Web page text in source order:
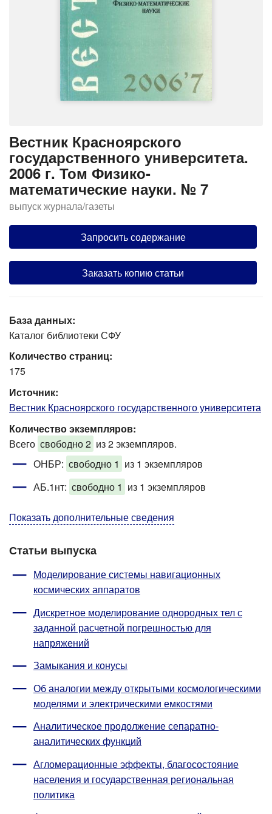
Вестник Красноярского
государственного университета.
2006 г. Том Физико-
математические науки. № 7
выпуск журнала/газеты
Запросить содержание
Заказать копию статьи
База данных:
Каталог библиотеки СФУ
Количество страниц:
175
Источник:
Вестник Красноярского государственного университета
Количество экземпляров:
Всего свободно 2 из 2 экземпляров.
ОНБР: свободно 1 из 1 экземпляров
АБ.1нт: свободно 1 из 1 экземпляров
Показать дополнительные сведения
Статьи выпуска
Моделирование системы навигационных
космических аппаратов
Дискретное моделирование однородных тел с
заданной расчетной погрешностью для
напряжений
Замыкания и конусы
Об аналогии между открытыми космологическими
моделями и электрическими емкостями
Аналитическое продолжение сепаратно-
аналитических функций
Агломерационные эффекты, благосостояние
населения и государственная региональная
политика